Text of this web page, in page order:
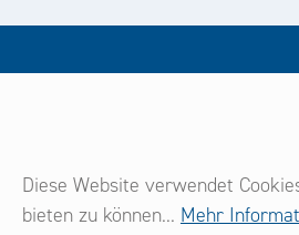
Diese Website verwendet
bieten zu können... Mehr